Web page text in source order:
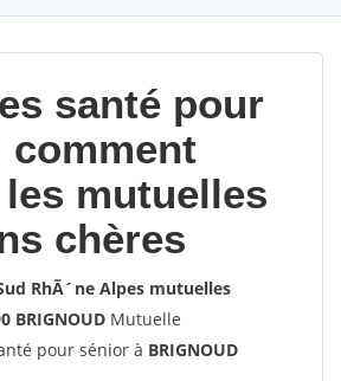
santé pour
comment
mutuelles
chères
RhÃ´ne Alpes mutuelles
BRIGNOUD Mutuelle
pour sénior à BRIGNOUD